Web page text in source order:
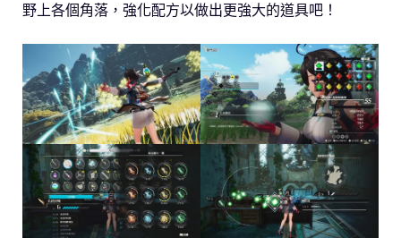
野上各個角落，強化配方以做出更強大的道具吧！